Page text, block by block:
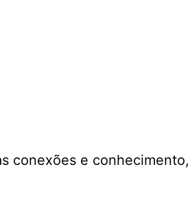
conexões e